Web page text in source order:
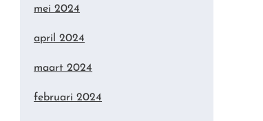
mei 2024
april 2024
maart 2024
februari 2024